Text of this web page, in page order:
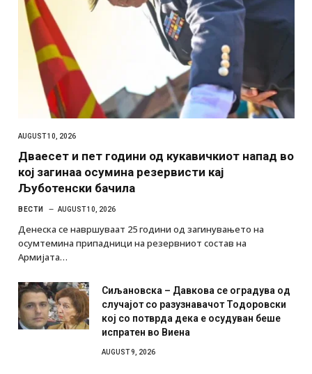
AUGUST 10, 2026
Дваесет и пет години од кукавичкиот напад во
кој загинаа осумина резервисти кај
Љуботенски бачила
ВЕСТИ AUGUST 10, 2026
Денеска се навршуваат 25 години од загинувањето на
осумтемина припадници на резервниот состав на
Армијата…
Сиљановска – Давкова се оградува од
случајот со разузнавачот Тодоровски
кој со потврда дека е осудуван беше
испратен во Виена
AUGUST 9, 2026